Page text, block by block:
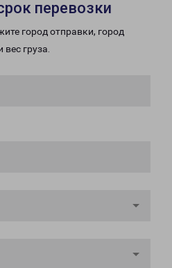
перевозки
город отправки, город
груза.